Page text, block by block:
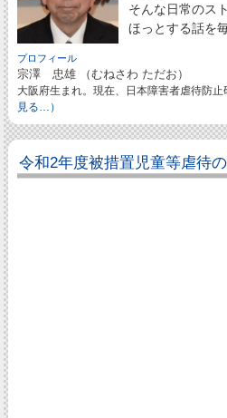
そんな日常のス
ほっとする話を
プロフィール
宗澤 忠雄 （むねさわ ただお）
大阪府生まれ。現在、日本障害者虐待防止
見る…）
令和2年度被措置児童等虐待